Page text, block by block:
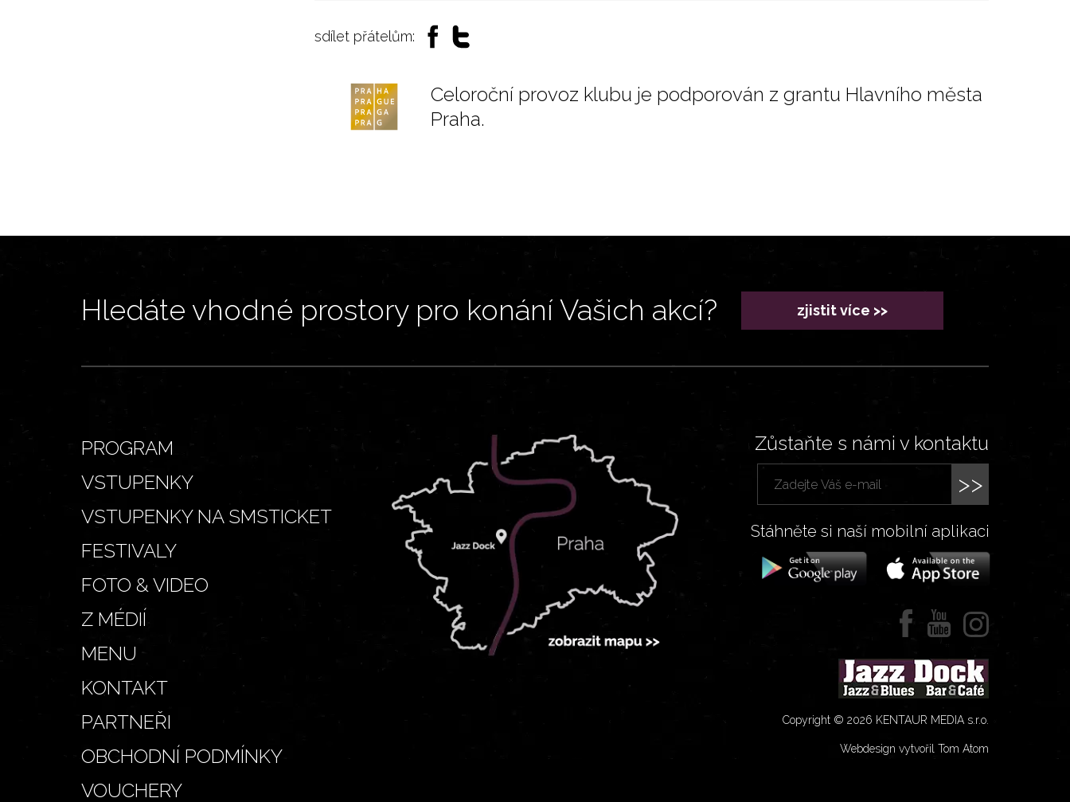
sdílet přátelům:
Celoroční provoz klubu je podporován z grantu Hlavního města
Praha.
Hledáte vhodné prostory pro konání Vašich akcí? zjistit více >>
PROGRAM
VSTUPENKY
VSTUPENKY NA SMSTICKET
FESTIVALY
FOTO & VIDEO
Z MÉDIÍ
MENU
KONTAKT
PARTNEŘI
OBCHODNÍ PODMÍNKY
VOUCHERY
Zůstaňte s námi v kontaktu
>>
Stáhněte si naší mobilní aplikaci
Copyright © 2026 KENTAUR MEDIA s.r.o.
Webdesign vytvořil Tom Atom